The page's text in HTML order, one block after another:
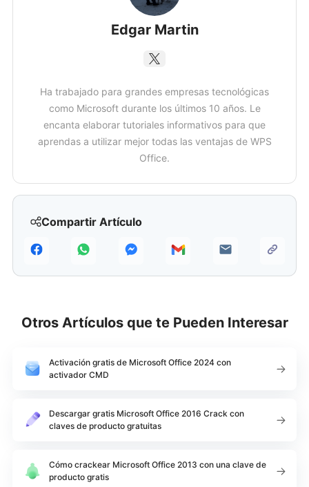
Compartir Artículo
Edgar Martin
Ha trabajado para grandes empresas tecnológicas
como Microsoft durante los últimos 10 años. Le
encanta elaborar tutoriales informativos para que
aprendas a utilizar mejor todas las ventajas de WPS
Office.
Otros Artículos que te Pueden Interesar
Activación gratis de Microsoft Office 2024 con
activador CMD
Descargar gratis Microsoft Office 2016 Crack con
claves de producto gratuitas
Cómo crackear Microsoft Office 2013 con una clave de
producto gratis